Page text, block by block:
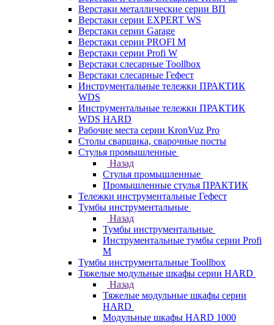
Верстаки металлические серии ВП
Верстаки серии EXPERT WS
Верстаки серии Garage
Верстаки серии PROFI M
Верстаки серии Profi W
Верстаки слесарные Toollbox
Верстаки слесарные Гефест
Инструментальные тележки ПРАКТИК
WDS
Инструментальные тележки ПРАКТИК
WDS HARD
Рабочие места серии KronVuz Pro
Столы сварщика, сварочные посты
Стулья промышленные
Назад
Стулья промышленные
Промышленные стулья ПРАКТИК
Тележки инструментальные Гефест
Тумбы инструментальные
Назад
Тумбы инструментальные
Инструментальные тумбы серии Profi
M
Тумбы инструментальные Toollbox
Тяжелые модульные шкафы серии HARD
Назад
Тяжелые модульные шкафы серии
HARD
Модульные шкафы HARD 1000